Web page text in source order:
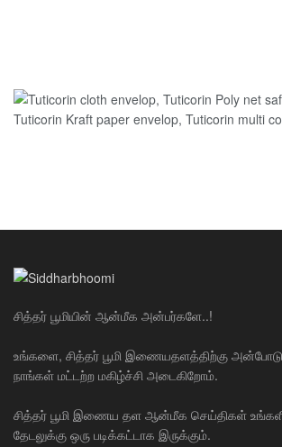
சித்தர் பூமியின் ஆன்மீக அன்பர்களே..!
உங்களை, சித்தர் பூமி இணையதளத்திற்கு
நாங்கள் மட்டற்ற மகிழ்ச்சி அடைகிறோம்.
சித்தர் பூமி இணைய தள ஆன்மீக செய்திகள்
தேடலுக்கு ஒரு படிக்கட்டாக இருக்கும்.